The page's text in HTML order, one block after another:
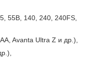
55B, 140, 240, 240FS,
Avanta Ultra Z и др.),